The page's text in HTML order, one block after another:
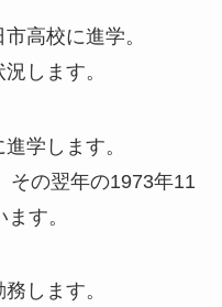
高校に進学。
します。
学します。
その翌年の1973年11
す。
します。